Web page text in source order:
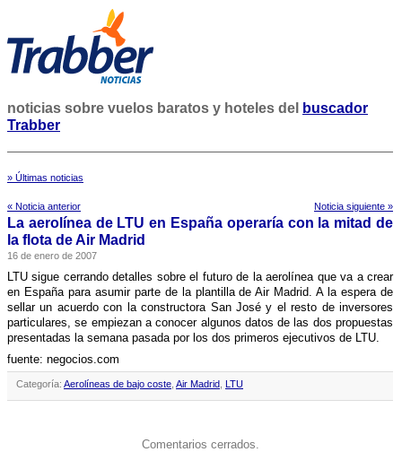
noticias sobre vuelos baratos y hoteles del
buscador
Trabber
» Últimas noticias
« Noticia anterior Noticia siguiente »
La aerolí­nea de LTU en España operarí­a con la mitad de
la flota de Air Madrid
16 de enero de 2007
LTU sigue cerrando detalles sobre el futuro de la aerolí­nea que va a crear
en España para asumir parte de la plantilla de Air Madrid. A la espera de
sellar un acuerdo con la constructora San José y el resto de inversores
particulares, se empiezan a conocer algunos datos de las dos propuestas
presentadas la semana pasada por los dos primeros ejecutivos de LTU.
fuente: negocios.com
Categoría: Aerolíneas de bajo coste Air Madrid LTU
Comentarios cerrados.